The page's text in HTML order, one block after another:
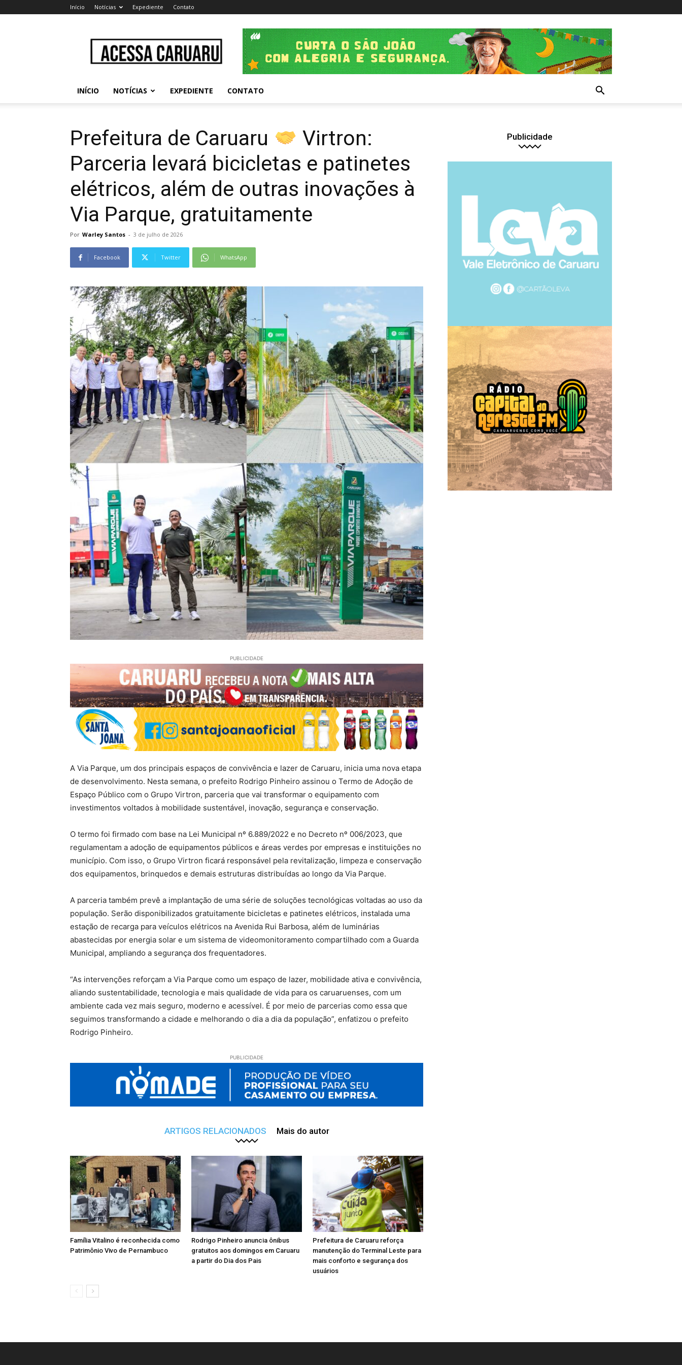
Início Notícias Expediente Contato
Caruaru
INÍCIO NOTÍCIAS EXPEDIENTE CONTATO
Prefeitura de Caruaru
Virtron:
Parceria levará bicicletas e patinetes
elétricos, além de outras inovações à
Via Parque, gratuitamente
Por Warley Santos - 3 de julho de 2026
Facebook Twitter WhatsApp
PUBLICIDADE
A Via Parque, um dos principais espaços de convivência e lazer de Caruaru, inicia uma nova etapa
de desenvolvimento. Nesta semana, o prefeito Rodrigo Pinheiro assinou o Termo de Adoção de
Espaço Público com o Grupo Virtron, parceria que vai transformar o equipamento com
investimentos voltados à mobilidade sustentável, inovação, segurança e conservação.
O termo foi firmado com base na Lei Municipal nº 6.889/2022 e no Decreto nº 006/2023, que
regulamentam a adoção de equipamentos públicos e áreas verdes por empresas e instituições no
município. Com isso, o Grupo Virtron ficará responsável pela revitalização, limpeza e conservação
dos equipamentos, brinquedos e demais estruturas distribuídas ao longo da Via Parque.
A parceria também prevê a implantação de uma série de soluções tecnológicas voltadas ao uso da
população. Serão disponibilizados gratuitamente bicicletas e patinetes elétricos, instalada uma
estação de recarga para veículos elétricos na Avenida Rui Barbosa, além de luminárias
abastecidas por energia solar e um sistema de videomonitoramento compartilhado com a Guarda
Municipal, ampliando a segurança dos frequentadores.
“As intervenções reforçam a Via Parque como um espaço de lazer, mobilidade ativa e convivência,
aliando sustentabilidade, tecnologia e mais qualidade de vida para os caruaruenses, com um
ambiente cada vez mais seguro, moderno e acessível. É por meio de parcerias como essa que
seguimos transformando a cidade e melhorando o dia a dia da população”, enfatizou o prefeito
Rodrigo Pinheiro.
PUBLICIDADE
ARTIGOS RELACIONADOS Mais do autor
Família Vitalino é reconhecida como
Patrimônio Vivo de Pernambuco
Rodrigo Pinheiro anuncia ônibus
gratuitos aos domingos em Caruaru
a partir do Dia dos Pais
Prefeitura de Caruaru reforça
manutenção do Terminal Leste para
mais conforto e segurança dos
usuários
Publicidade